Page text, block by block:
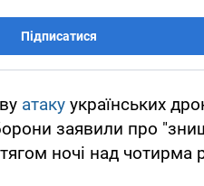
Підписатися
атаку українських
заявили про
ночі над чотирма